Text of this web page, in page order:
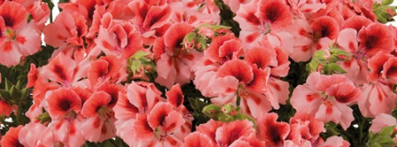
6 장미
7 리갈 제라늄
8 접시꽃
9 딸기